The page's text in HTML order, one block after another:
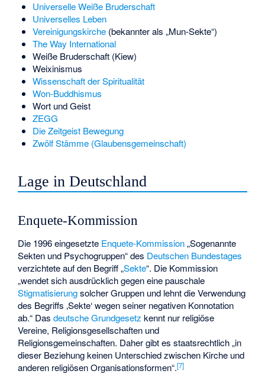
Universelle Weiße Bruderschaft
Universelles Leben
Vereinigungskirche(bekannter als „Mun-Sekte“)
The Way International
Weiße Bruderschaft (Kiew)
Weixinismus
Wissenschaft der Spiritualität
Won-Buddhismus
Wort und Geist
ZEGG
Die Zeitgeist Bewegung
Zwölf Stämme (Glaubensgemeinschaft)
Lage in Deutschland
Enquete-Kommission
Die 1996 eingesetzte Enquete-Kommission„Sogenannte
Sekten und Psychogruppen“ des Deutschen Bundestages
verzichtete auf den Begriff „Sekte“. Die Kommission
„wendet sich ausdrücklich gegen eine pauschale
Stigmatisierungsolcher Gruppen und lehnt die Verwendung
des Begriffs ‚Sekte‘ wegen seiner negativen Konnotation
ab.“ Dasdeutsche Grundgesetz kennt nur religiöse
Vereine, Religionsgesellschaften und
Religionsgemeinschaften. Daher gibt es staatsrechtlich „in
dieser Beziehung keinen Unterschied zwischen Kirche und
anderen religiösen Organisationsformen“.[7]